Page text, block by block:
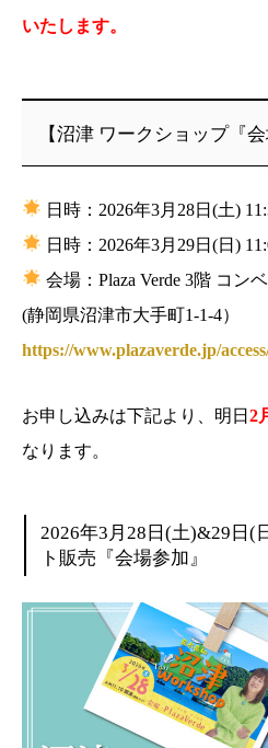
いたします。
【沼津 ワークショップ『会
日時：2026年3月28日(土)
日時：2026年3月29日(日)
会場：Plaza Verde 3階 コン
(静岡県沼津市大手町1-1-4）
https://www.plazaverde.jp/
お申し込みは下記より、明日 2
なります。
2026年3月28日(土)&29日(
ト販売『会場参加』